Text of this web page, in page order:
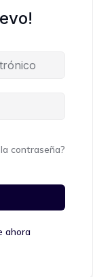
contraseña?
ahora